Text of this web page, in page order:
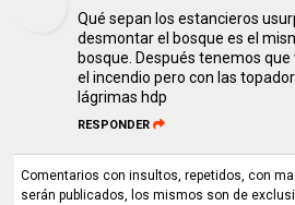
Qué sepan los estancieros
desmontar el bosque es el
bosque. Después tenemos
el incendio pero con las
lágrimas hdp
RESPONDER
Comentarios con insultos, repetidos, con
serán publicados, los mismos son de